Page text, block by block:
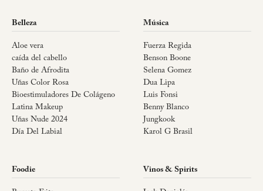
Belleza
Aloe vera
caída del cabello
Baño de Afrodita
Uñas Color Rosa
Bioestimuladores De Colágeno
Latina Makeup
Uñas Nude 2024
Día Del Labial
Música
Fuerza Regida
Benson Boone
Selena Gomez
Dua Lipa
Luis Fonsi
Benny Blanco
Jungkook
Karol G Brasil
Foodie Vinos & Spirits